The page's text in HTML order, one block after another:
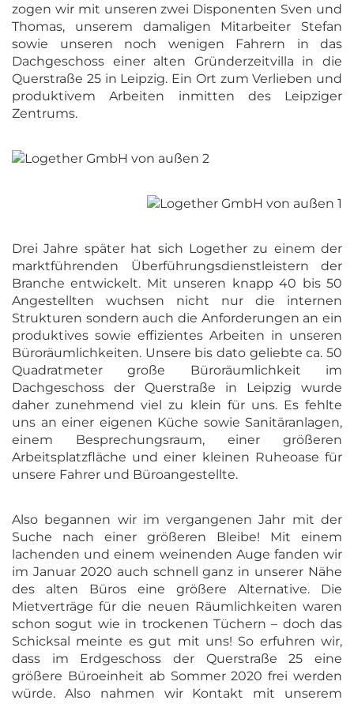
zogen wir mit unseren zwei Disponenten Sven und
Thomas, unserem damaligen Mitarbeiter Stefan
sowie unseren noch wenigen Fahrern in das
Dachgeschoss einer alten Gründerzeitvilla in die
Querstraße 25 in Leipzig. Ein Ort zum Verlieben und
produktivem Arbeiten inmitten des Leipziger
Zentrums.
Drei Jahre später hat sich Logether zu einem der
marktführenden Überführungsdienstleistern der
Branche entwickelt. Mit unseren knapp 40 bis 50
Angestellten wuchsen nicht nur die internen
Strukturen sondern auch die Anforderungen an ein
produktives sowie effizientes Arbeiten in unseren
Büroräumlichkeiten. Unsere bis dato geliebte ca. 50
Quadratmeter große Büroräumlichkeit im
Dachgeschoss der Querstraße in Leipzig wurde
daher zunehmend viel zu klein für uns. Es fehlte
uns an einer eigenen Küche sowie Sanitäranlagen,
einem Besprechungsraum, einer größeren
Arbeitsplatzfläche und einer kleinen Ruheoase für
unsere Fahrer und Büroangestellte.
Also begannen wir im vergangenen Jahr mit der
Suche nach einer größeren Bleibe! Mit einem
lachenden und einem weinenden Auge fanden wir
im Januar 2020 auch schnell ganz in unserer Nähe
des alten Büros eine größere Alternative. Die
Mietverträge für die neuen Räumlichkeiten waren
schon sogut wie in trockenen Tüchern – doch das
Schicksal meinte es gut mit uns! So erfuhren wir,
dass im Erdgeschoss der Querstraße 25 eine
größere Büroeinheit ab Sommer 2020 frei werden
würde. Also nahmen wir Kontakt mit unserem